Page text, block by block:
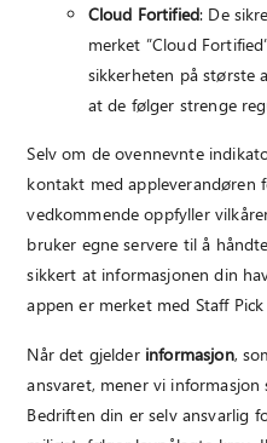
Cloud Fortified: De
merket ”Cloud
sikkerheten på største
at de følger strenge
Selv om de ovennevnte
kontakt med appleverandøren
vedkommende oppfyller
bruker egne servere til å
sikkert at informasjonen din
appen er merket med Staff
Når det gjelder informasjon,
ansvaret, mener vi
Bedriften din er selv ansvarlig